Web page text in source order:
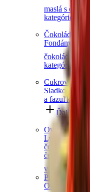
maslá s
kategórie
Čokoládové
Fondány a
čokoláda
kategórie
Cukrovinky a
Sladkosti bez
a fazuľky
Ďalšie
Ovocie v
Lyofilizované
čokoláde
čokoláde a
v čokoláde
Prémiové
Ovocná